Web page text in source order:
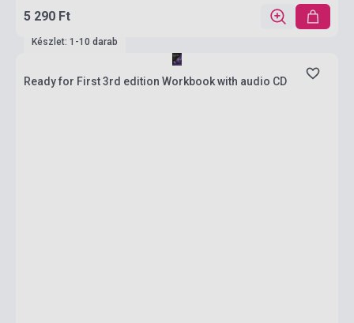
5 290 Ft
Készlet: 1-10 darab
Ready for First 3rd edition Workbook with audio CD